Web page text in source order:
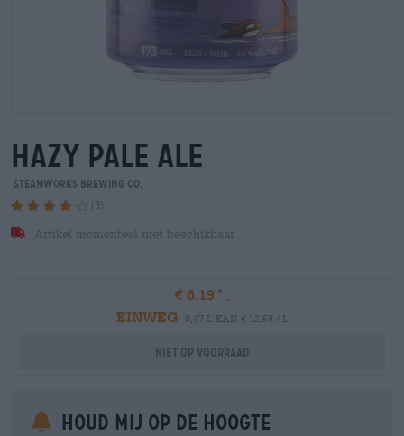
hazy pale ale
Steamworks Brewing Co.
(3)
Artikel momenteel niet beschikbaar
€ 6,19
EINWEG
0,47 L KAN € 12,68 / L
Niet op voorraad
Houd mij op de hoogte